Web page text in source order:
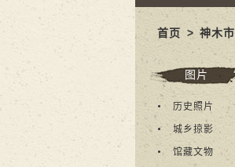
首页 >神木市
图片
历史照片
城乡掠影
馆藏文物